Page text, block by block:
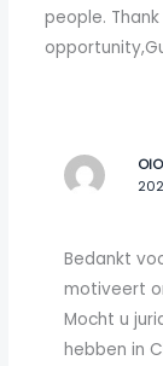
people.
Bedankt
motiveert
Mocht u
hebben in